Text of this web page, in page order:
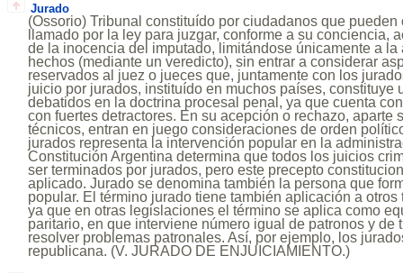
Jurado
(Ossorio) Tribunal constituído por ciudadanos que pueden
llamado por la ley para juzgar, conforme a su conciencia,
de la inocencia del imputado, limitándose únicamente a
hechos (mediante un veredicto), sin entrar a considerar
reservados al juez o jueces que, juntamente con los
juicio por jurados, instituído en muchos países, constituye
debatidos en la doctrina procesal penal, ya que cuenta
con fuertes detractores. En su acepción o rechazo, aparte
técnicos, entran en juego consideraciones de orden
jurados representa la intervención popular en la
Constitución Argentina determina que todos los juicios
ser terminados por jurados, pero este precepto
aplicado. Jurado se denomina también la persona que
popular. El término jurado tiene también aplicación a
ya que en otras legislaciones el término se aplica como
paritario, en que interviene número igual de patronos y de
resolver problemas patronales. Así, por ejemplo, los
republicana. (V. JURADO DE ENJUICIAMIENTO.)